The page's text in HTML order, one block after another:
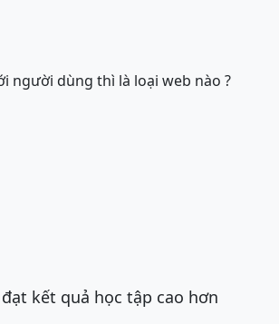
người dùng thì là loại web nào ?
kết quả học tập cao hơn